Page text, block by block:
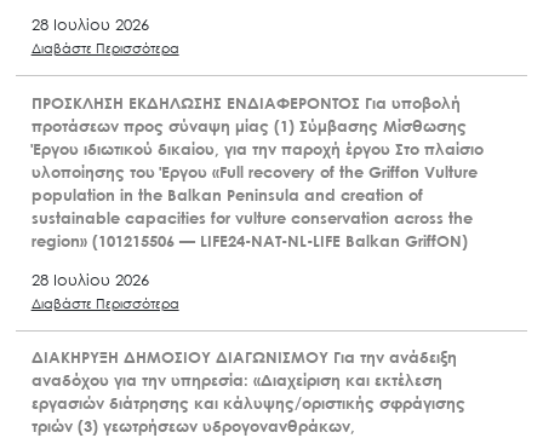
28 Ιουλίου 2026
Διαβάστε Περισσότερα
ΠΡΟΣΚΛΗΣΗ ΕΚΔΗΛΩΣΗΣ ΕΝΔΙΑΦΕΡΟΝΤΟΣ Για υποβολή
προτάσεων προς σύναψη μίας (1) Σύμβασης Μίσθωσης
Έργου ιδιωτικού δικαίου, για την παροχή έργου Στο πλαίσιο
υλοποίησης του Έργου «Full recovery of the Griffon Vulture
population in the Balkan Peninsula and creation of
sustainable capacities for vulture conservation across the
region» (101215506 — LIFE24-NAT-NL-LIFE Balkan GriffON)
28 Ιουλίου 2026
Διαβάστε Περισσότερα
ΔΙΑΚΗΡΥΞΗ ΔΗΜΟΣΙΟΥ ΔΙΑΓΩΝΙΣΜΟΥ Για την ανάδειξη
αναδόχου για την υπηρεσία: «Διαχείριση και εκτέλεση
εργασιών διάτρησης και κάλυψης/οριστικής σφράγισης
τριών (3) γεωτρήσεων υδρογονανθράκων,